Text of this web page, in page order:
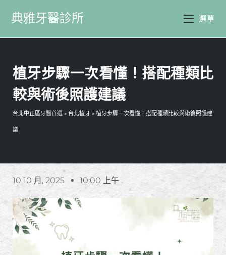
典雅牙醫診所 選單
植牙步驟一次看懂！搭配種類比
較與術後照護建議
台北中正區牙醫首選 » 台北植牙 » 植牙步驟一次看懂！搭配種類比較與術後照護建
議
10 10 月, 2025 10:00 上午